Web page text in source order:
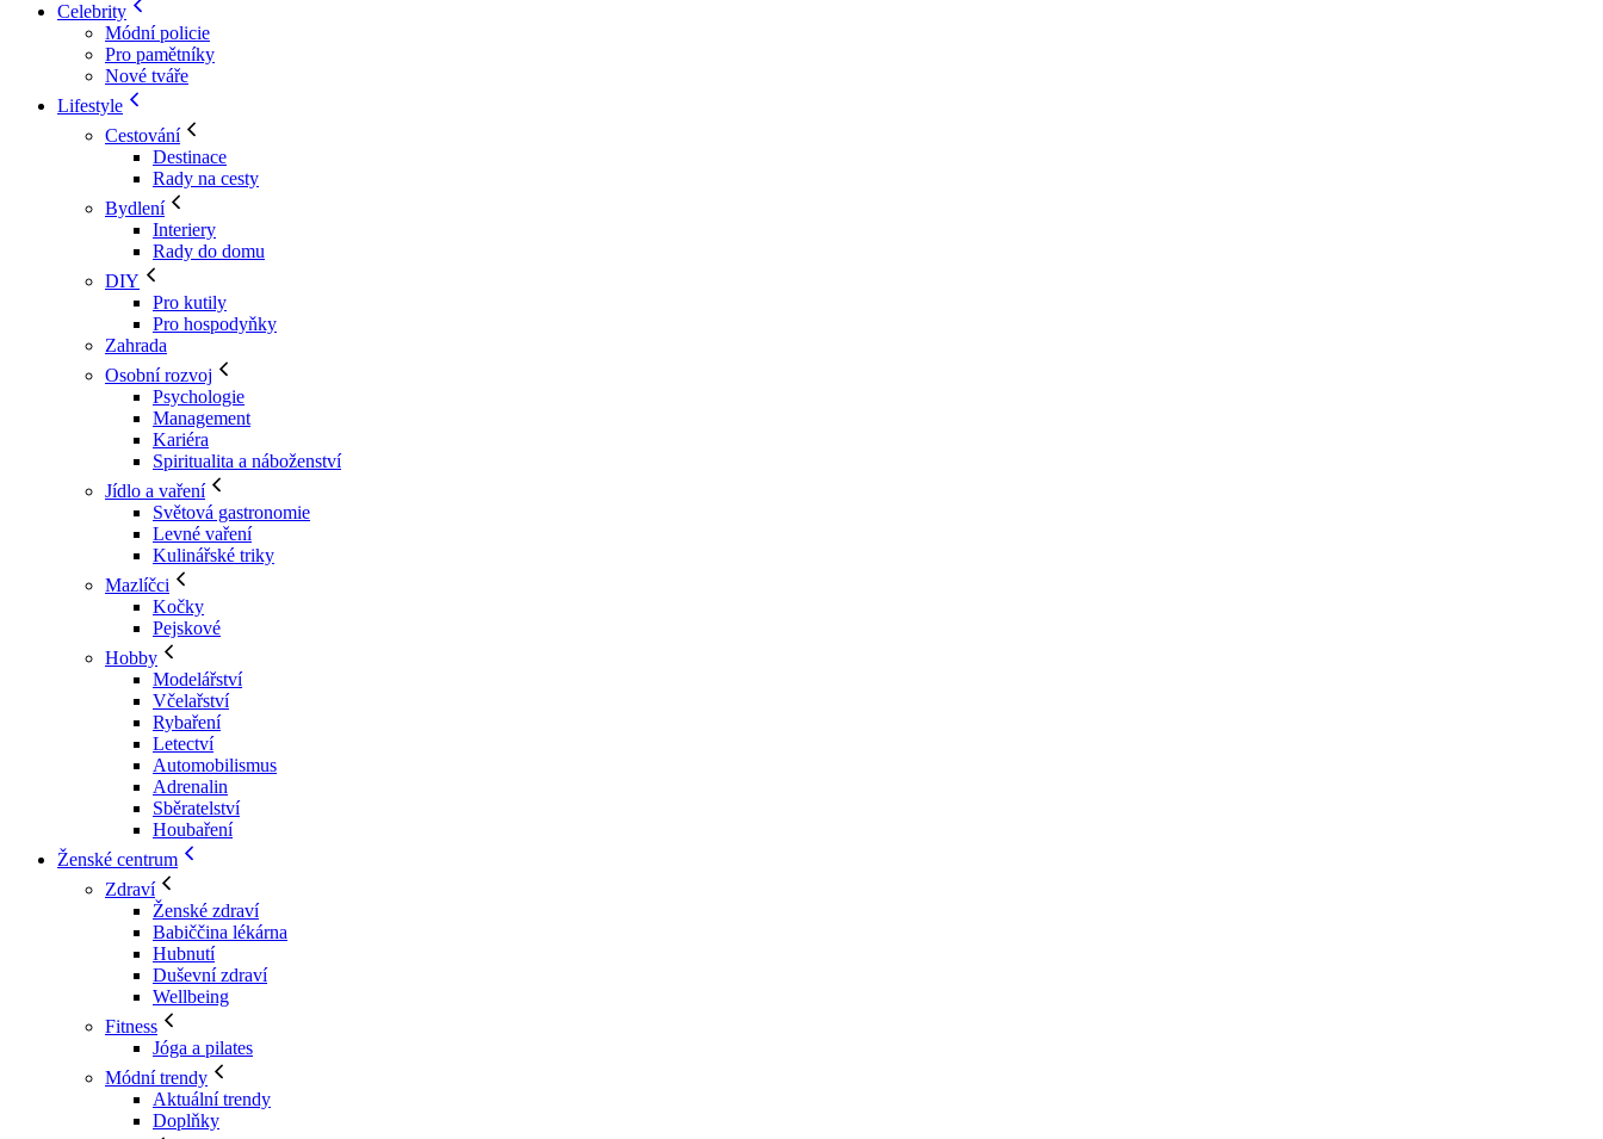
Celebrity
Módní policie
Pro pamětníky
Nové tváře
Lifestyle
Cestování
Destinace
Rady na cesty
Bydlení
Interiery
Rady do domu
DIY
Pro kutily
Pro hospodyňky
Zahrada
Osobní rozvoj
Psychologie
Management
Kariéra
Spiritualita a náboženství
Jídlo a vaření
Světová gastronomie
Levné vaření
Kulinářské triky
Mazlíčci
Kočky
Pejskové
Hobby
Modelářství
Včelařství
Rybaření
Letectví
Automobilismus
Adrenalin
Sběratelství
Houbaření
Ženské centrum
Zdraví
Ženské zdraví
Babiččina lékárna
Hubnutí
Duševní zdraví
Wellbeing
Fitness
Jóga a pilates
Módní trendy
Aktuální trendy
Doplňky